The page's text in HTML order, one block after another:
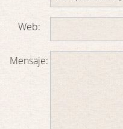
Web:
Mensaje: